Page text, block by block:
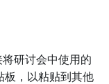
研讨会中使用的
板，以粘贴到其他